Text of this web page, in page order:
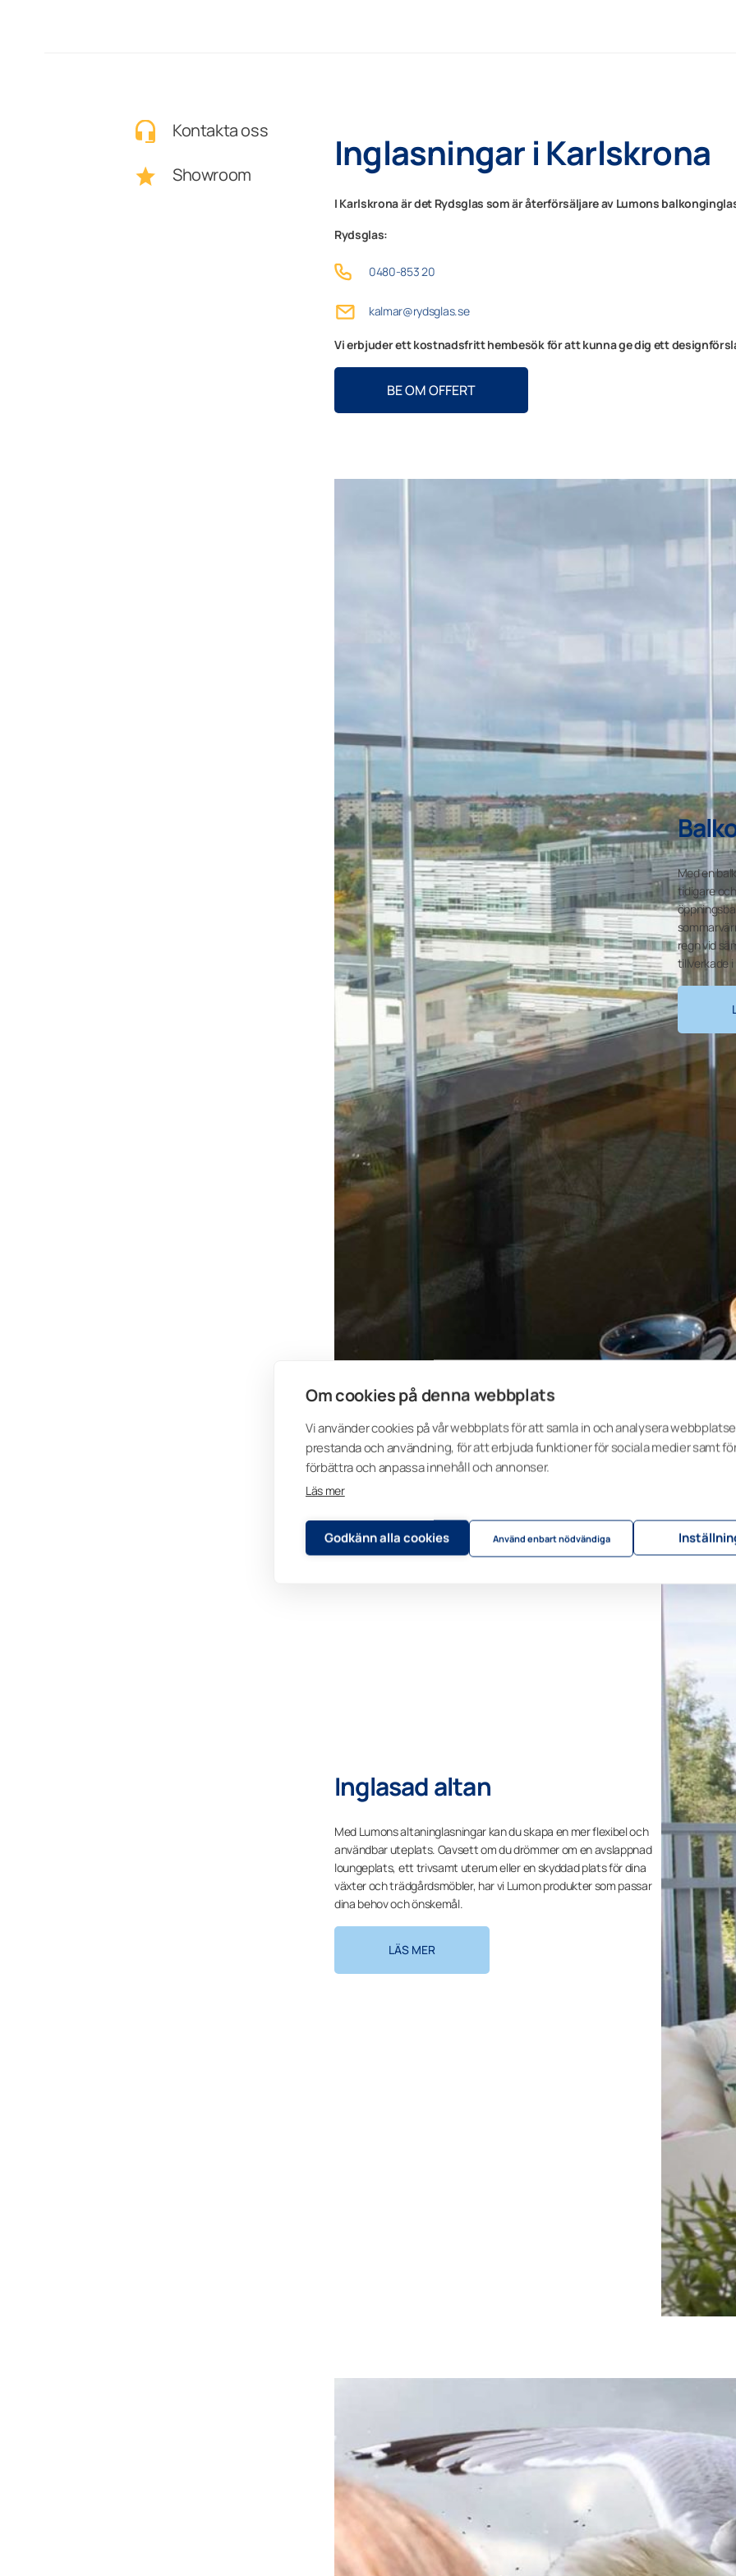
Om cookies på denna webbplats
Vi använder cookies på vår webbplats för att samla in och analysera
prestanda och användning, för att erbjuda funktioner för sociala medier samt
förbättra och anpassa innehåll och annonser.
Läs mer
Godkänn alla cookies Använd enbart nödvändiga
Kontakta oss
Showroom
Inglasningar i Karlskrona
I Karlskrona är det Rydsglas som är återförsäljare av Lumons
Rydsglas:
0480-853 20
kalmar@rydsglas.se
Vi erbjuder ett kostnadsfritt hembesök för att kunna ge dig ett
BE OM OFFERT
Med en
tidigare
regn vid
tillverkade
Inglasad altan
Med Lumons altaninglasningar kan du skapa en mer flexibel och
användbar uteplats. Oavsett om du drömmer om en avslappnad
loungeplats, ett trivsamt uterum eller en skyddad plats för dina
växter och trädgårdsmöbler, har vi Lumon produkter som passar
dina behov och önskemål.
LÄS MER